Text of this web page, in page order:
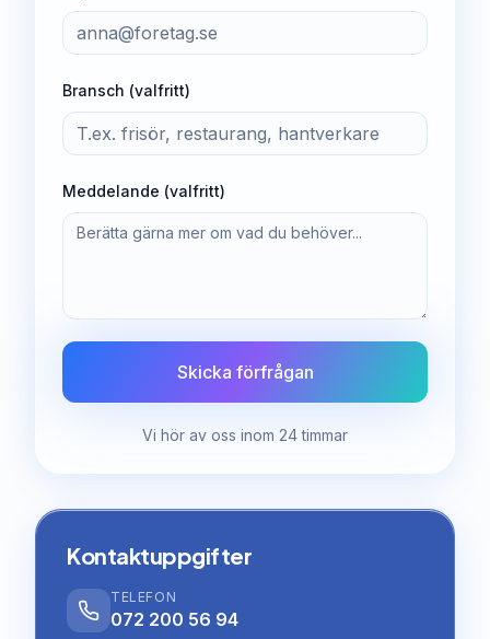
Bransch (valfritt)
Meddelande (valfritt)
Skicka förfrågan
Vi hör av oss inom 24 timmar
Kontaktuppgifter
TELEFON
072 200 56 94